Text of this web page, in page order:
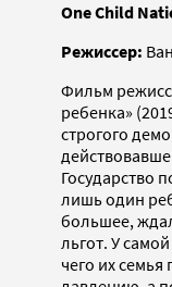
One Child
Режиссер:
Фильм
ребенка»
строгого
Государство
лишь один
большее,
льгот. У
чего их